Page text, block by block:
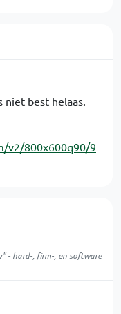
niet best helaas.
- hard-, firm-, en software